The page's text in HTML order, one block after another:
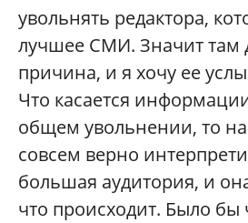
увольнять редактора,
лучшее СМИ. Значит там
причина, и я хочу ее
Что касается
общем увольнении, то
совсем верно
большая аудитория, и
что происходит. Было бы